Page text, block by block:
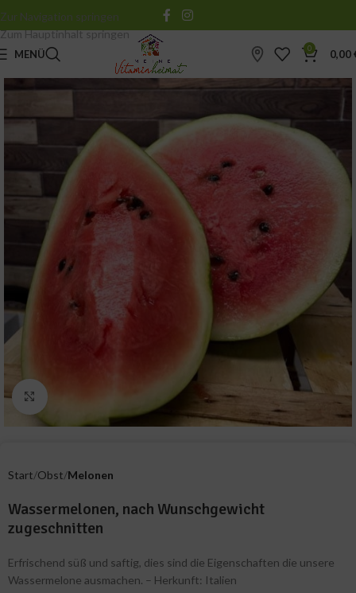
Zur Navigation springen
Zum Hauptinhalt springen
MENÜ 0 0,00
Zum Vergrößern klicken
Start Obst Melonen
Wassermelonen, nach Wunschgewicht
zugeschnitten
Erfrischend süß und saftig, dies sind die Eigenschaften die unsere
Wassermelone ausmachen. – Herkunft: Italien